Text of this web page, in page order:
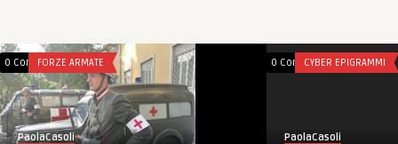
0 CommentsFORZE ARMATE
PaolaCasoli
0 CommentsCYBER EPIGRAMMI
PaolaCasoli